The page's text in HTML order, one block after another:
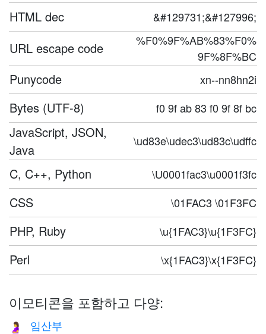
HTML dec &#129731;&#127996;
URL escape code
%F0%9F%AB%83%F0%
9F%8F%BC
Punycode xn--nn8hn2i
Bytes (UTF-8) f0 9f ab 83 f0 9f 8f bc
JavaScript, JSON,
Java
\ud83e\udec3\ud83c\udffc
C, C++, Python \U0001fac3\u0001f3fc
CSS \01FAC3 \01F3FC
PHP, Ruby \u{1FAC3}\u{1F3FC}
Perl \x{1FAC3}\x{1F3FC}
이모티콘을 포함하고 다양:
🤰 임산부